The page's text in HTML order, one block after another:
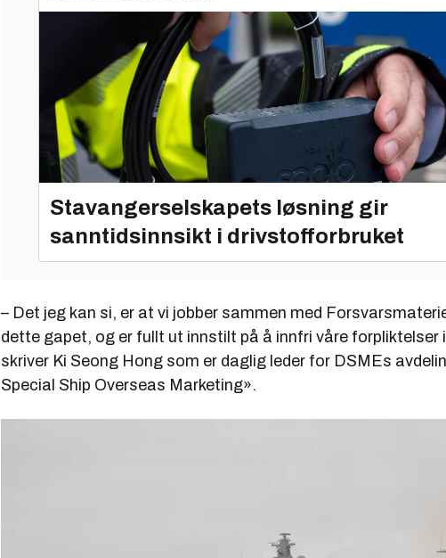
Stavangerselskapets løsning gir
sanntidsinnsikt i drivstofforbruket
– Det jeg kan si, er at vi jobber sammen med
dette gapet, og er fullt ut innstilt på å innfri våre forpliktelser
skriver Ki Seong Hong som er daglig leder for DSMEs
Special Ship Overseas Marketing».